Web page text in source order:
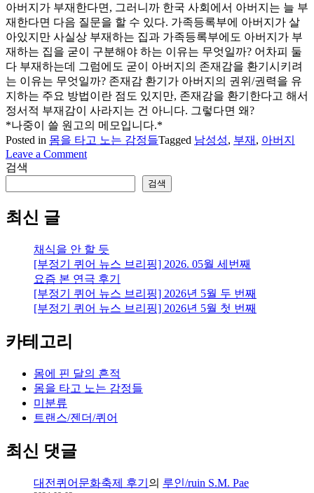
아버지가 부재한다면, 그러니까 한국 사회에서 아버지는 늘 부
재한다면 다음 질문을 할 수 있다. 가족등록부에 아버지가 살
아있지만 사실상 부재하는 집과 가족등록부에도 아버지가 부
재하는 집을 굳이 구분해야 하는 이유는 무엇일까? 어차피 둘
다 부재하는데 그럼에도 굳이 아버지의 존재감을 환기시키려
는 이유는 무엇일까? 존재감 환기가 아버지의 권위/권력을 유
지하는 주요 방법이란 점도 있지만, 존재감을 환기한다고 해서
정서적 부재감이 사라지는 건 아니다. 그렇다면 왜?
*나중이 쓸 원고의 메모입니다.*
Posted in 몸을 타고 노는 감정들Tagged 남성성, 부재 , 아버지
Leave a Commenton
하
지
검색
검색
최신 글
채식을 안 할 듯
[부정기 퀴어 뉴스 브리핑] 2026. 05월 세번째
요즘 본 연극 후기
[부정기 퀴어 뉴스 브리핑] 2026년 5월 두 번째
[부정기 퀴어 뉴스 브리핑] 2026년 5월 첫 번째
카테고리
몸에 핀 달의 흔적
몸을 타고 노는 감정들
미분류
트랜스/젠더/퀴어
최신 댓글
대전퀴어문화축제 후기 의 루인/ruin S.M. Pae